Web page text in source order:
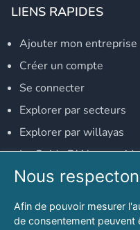
LIENS RAPIDES
Ajouter mon entreprise
Créer un compte
Se connecter
Explorer par secteurs
Explorer par willayas
Le Guide D'Alger,
NOS RÉSEAUX
Notre page Facebook
Nous
Afin de pouvoir mesurer
de consentement peuvent